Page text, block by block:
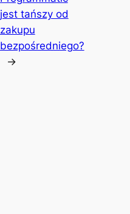
jest tańszy od
zakupu
bezpośredniego?
→